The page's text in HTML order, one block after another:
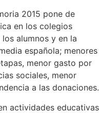
2015 pone de
en los colegios
alumnos y en la
española; menores
menor gasto por
sociales, menor
a las donaciones.
actividades educativas